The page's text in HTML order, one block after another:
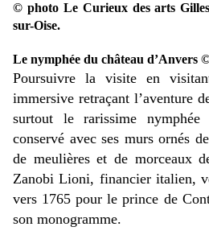
© photo Le Curieux des arts
sur-Oise.
Le nymphée du château d’Anvers
Poursuivre la visite en
immersive retraçant l’aventure
surtout le rarissime nymphée
conservé avec ses murs ornés
de meulières et de morceaux
Zanobi Lioni, financier italien,
vers 1765 pour le prince de
son monogramme.